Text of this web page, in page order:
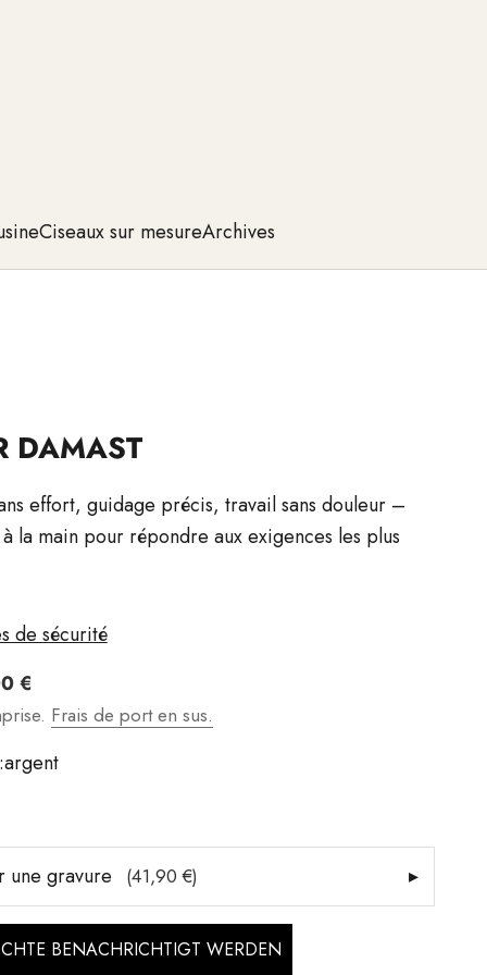
Ciseaux sur mesureArchives
DAMAST
effort, guidage précis, travail sans douleur –
la main pour répondre aux exigences les plus
de sécurité
€
Frais de port en sus.
argent
une gravure (41,90 €) ▸
BENACHRICHTIGT WERDEN